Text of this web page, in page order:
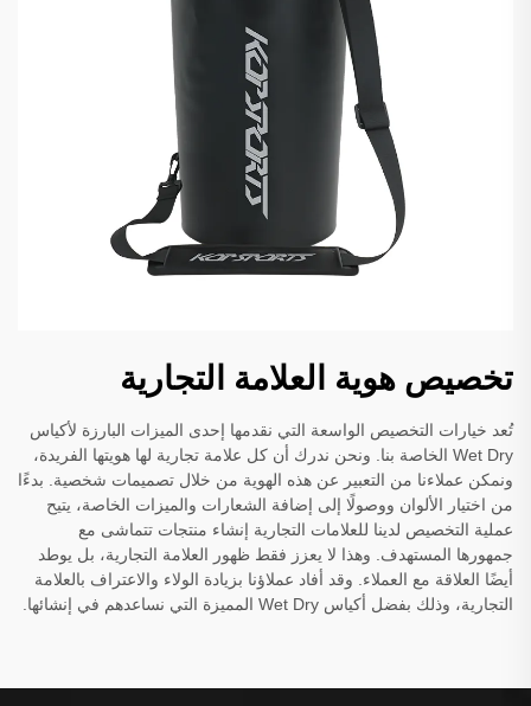
تخصيص هوية العلامة التجارية
تُعد خيارات التخصيص الواسعة التي نقدمها إحدى الميزات البارزة لأكياس
Wet Dry الخاصة بنا. ونحن ندرك أن كل علامة تجارية لها هويتها الفريدة،
ونمكن عملاءنا من التعبير عن هذه الهوية من خلال تصميمات شخصية. بدءًا
من اختيار الألوان ووصولًا إلى إضافة الشعارات والميزات الخاصة، يتيح
عملية التخصيص لدينا للعلامات التجارية إنشاء منتجات تتماشى مع
جمهورها المستهدف. وهذا لا يعزز فقط ظهور العلامة التجارية، بل يوطد
أيضًا العلاقة مع العملاء. وقد أفاد عملاؤنا بزيادة الولاء والاعتراف بالعلامة
التجارية، وذلك بفضل أكياس Wet Dry المميزة التي نساعدهم في إنشائها.